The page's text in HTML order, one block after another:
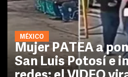
MÉXICO
Mujer PATEA a
San Luis Potosí e